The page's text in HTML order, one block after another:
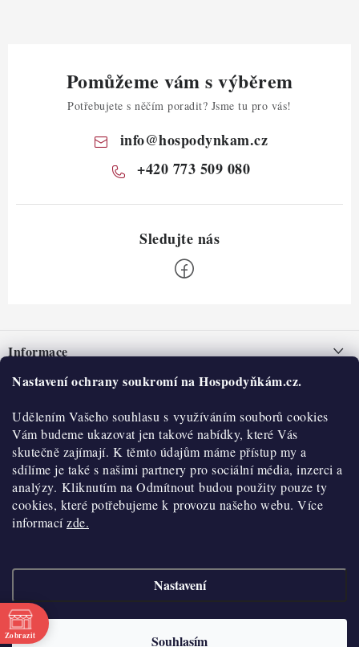
Nastavení ochrany soukromí na Hospodyňkám.cz.
Udělením Vašeho souhlasu s využíváním souborů cookies
Vám budeme ukazovat jen takové nabídky, které Vás
skutečně zajímají. K těmto údajům máme přístup my a
sdílíme je také s našimi partnery pro sociální média, inzerci a
analýzy. Kliknutím na Odmítnout budou použity pouze ty
cookies, které potřebujeme k provozu našeho webu. Více
informacízde.
Nastavení
Souhlasím
Pomůžeme vám s výběrem
Potřebujete s něčím poradit? Jsme tu pro vás!
info@hospodynkam.cz
+420 773 509 080
pInformace
Nepřevzetí zásilky na dobírku
Obchodní podmínky
Hodnocení obchodu
Blog
Moje objednávka
O nás
Historie
Kontakty
O nákupu
Reklamace a vratky
Výdejní místa
Velkoobchod
Vytvořil Shoptet
Copyright 2026
cookies
Zobrazit